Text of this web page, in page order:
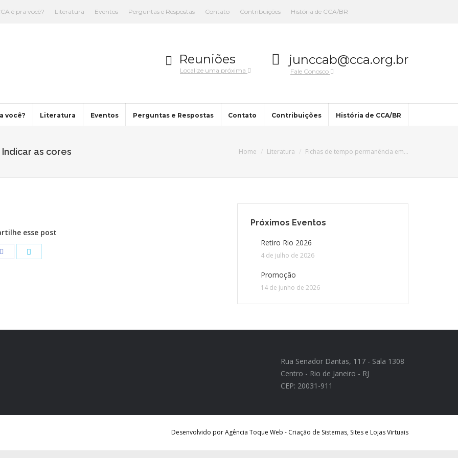
é pra você? Literatura Eventos Perguntas e Respostas Contato Contribuições História de CCA/BR
Reuniões
Localize uma próxima
junccab@cca.org.br
Fale Conosco
você? Literatura Eventos Perguntas e Respostas Contato Contribuições História de CCA/BR
as cores Home Literatura Fichas de tempo permanência em…
esse post
Próximos Eventos
Retiro Rio 2026
4 de julho de 2026
Promoção
14 de junho de 2026
Rua Senador Dantas, 117 - Sala 1308
Centro - Rio de Janeiro - RJ
CEP: 20031-911
Desenvolvido por Agência Toque Web - Criação de Sistemas, Sites e Lojas Virtuais